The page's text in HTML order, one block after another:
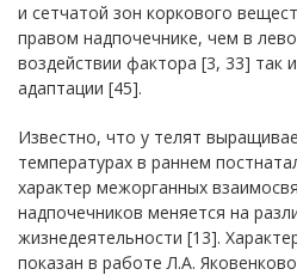
и сетчатой зон коркового
правом надпочечнике, чем в
воздействии фактора [3, 33] так
адаптации [45].
Известно, что у телят
температурах в раннем
характер межорганных
надпочечников меняется на
жизнедеятельности [13].
показан в работе Л.А.